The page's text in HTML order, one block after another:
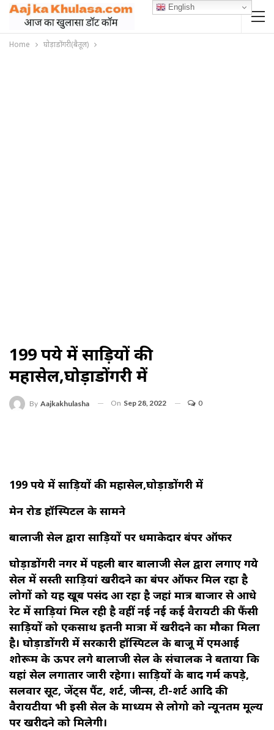
Home घोड़ाडोंगरी(बैतूल)
199 रुपये में साड़ियों की
महासेल,घोड़ाडोंगरी में
By Aajkakhulasha On Sep 28, 2022 0
199 रुपये में साड़ियों की महासेल,घोड़ाडोंगरी में
मेन रोड हॉस्पिटल के सामने
बालाजी सेल द्वारा साड़ियों पर धमाकेदार बंपर ऑफर
घोड़ाडोंगरी नगर में पहली बार बालाजी सेल द्वारा लगाए गये
सेल में सस्ती साड़ियां खरीदने का बंपर ऑफर मिल रहा है
लोगों को यह खूब पसंद आ रहा है जहां मात्र बाजार से आधे
रेट में साड़ियां मिल रही है वहीं नई नई कई वैरायटी की फैंसी
साड़ियों को एकसाथ इतनी मात्रा में खरीदने का मौका मिला
है। घोड़ाडोंगरी में सरकारी हॉस्पिटल के बाजू में एमआई
शोरूम के ऊपर लगे बालाजी सेल के संचालक ने बताया कि
यहां सेल लगातार जारी रहेगा। साड़ियों के बाद गर्म कपड़े,
सलवार सूट, जेंट्स पैंट, शर्ट, जीन्स, टी-शर्ट आदि की
वैरायटीया भी इसी सेल के माध्यम से लोगो को न्यूनतम मूल्य
पर खरीदने को मिलेगी।
English